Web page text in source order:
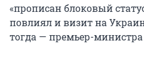
«прописан блоковый
повлиял и визит на
тогда — премьер-